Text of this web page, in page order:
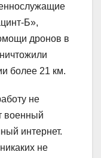
Б»,
дронов в
более 21 км.
не
военный
интернет.
не